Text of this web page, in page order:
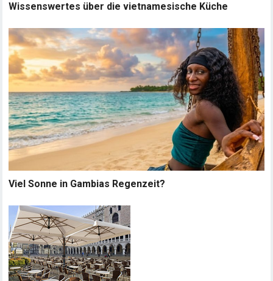
Wissenswertes über die vietnamesische Küche
Viel Sonne in Gambias Regenzeit?